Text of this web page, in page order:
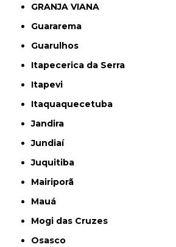
GRANJA VIANA
Guararema
Guarulhos
Itapecerica da Serra
Itapevi
Itaquaquecetuba
Jandira
Jundiaí
Juquitiba
Mairiporã
Mauá
Mogi das Cruzes
Osasco